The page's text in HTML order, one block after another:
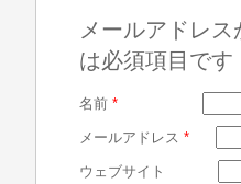
メールアドレ
は必須項目です
名前 *
メールアドレス *
ウェブサイト